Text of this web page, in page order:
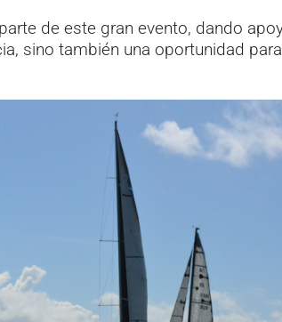
de este gran evento, dando
sino también una oportunidad